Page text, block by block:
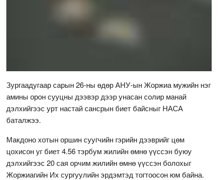
Зургаадугаар сарын 26-ны өдөр АНУ-ын Жоржиа мужийн нэг
амины орон сууцны дээвэр дээр унасан солир манай
дэлхийгээс урт настай сансрын биет байсныг НАСА
баталжээ.
Макдоно хотын оршин суугчийн гэрийн дээврийг цөм
цохисон уг биет 4.56 тэрбум жилийн өмнө үүссэн буюу
дэлхийгээс 20 сая орчим жилийн өмнө үүссэн болохыг
Жоржиагийн Их сургуулийн эрдэмтэд тогтоосон юм байна.